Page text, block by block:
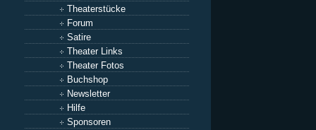
Theaterstücke
Forum
Satire
Theater Links
Theater Fotos
Buchshop
Newsletter
Hilfe
Sponsoren